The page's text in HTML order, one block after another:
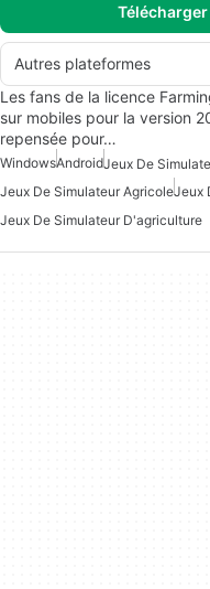
Autres plateformes
Les fans de la licence
sur mobiles pour la version
repensée pour…
WindowsAndroid
Jeux De Simulateur AgricoleJeux
Jeux De Simulateur D'agriculture